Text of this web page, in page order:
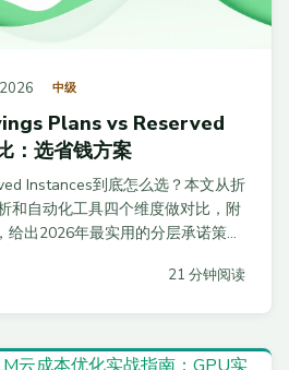
中级
Plans vs Reserved
：选省钱方案
Instances到底怎么选？本文从折
和自动化工具四个维度做对比，附
给出2026年最实用的分层承诺策
21 分钟阅读